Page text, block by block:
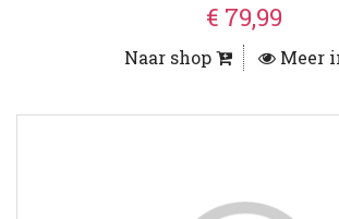
€ 79,99
Naar shop Meer